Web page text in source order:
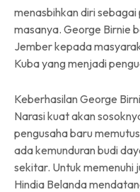
menasbihkan diri
masanya. George Birnie
Jember kepada
Kuba yang menjadi
Keberhasilan George
Narasi kuat akan
pengusaha baru
ada kemunduran budi
sekitar. Untuk memenuhi
Hindia Belanda